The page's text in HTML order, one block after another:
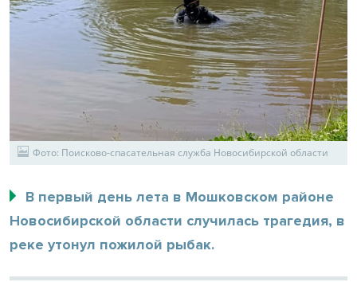
Фото: Поисково-спасательная служба Новосибирской области
В первый день лета в Мошковском районе
Новосибирской области случилась трагедия, в
реке утонул пожилой рыбак.